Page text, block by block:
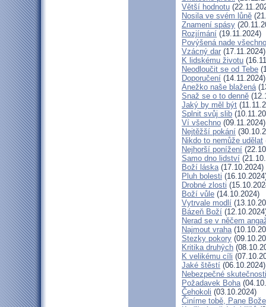
Větší hodnotu
Nosila ve svém lůně
Znamení spásy
Rozjímání (19.11.2024)
Povýšená nade všechno
Vzácný dar (17.11.2024)
K lidskému životu
Neodloučit se od Tebe
Doporučení (14.11.2024)
Anežko naše blažená
Snaž se o to denně
Jaký by měl být
Splnit svůj slib
Ví všechno (09.11.2024)
Nejtěžší pokání
Nikdo to nemůže udělat
Nejhorší ponížení
Samo dno lidství
Boží láska(17.10.2024)
Pluh bolesti
Drobné zlosti
Boží vůle (14.10.2024)
Vytrvale modlí
Bázeň Boží
Nerad se v něčem
Najmout vraha
Stezky pokory
Kritika druhých
K velikému cíli
Jaké štěstí (06.10.2024)
Nebezpečné skutečnosti
Požadavek Boha
Čehokoli (03.10.2024)
Činíme tobě, Pane